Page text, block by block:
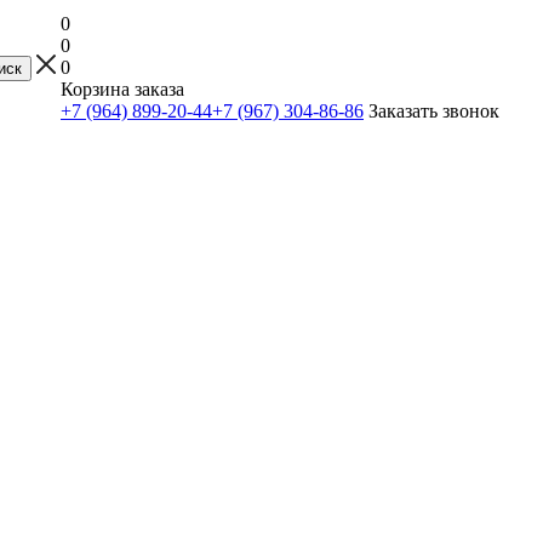
0
0
0
Корзина заказа
+7 (964) 899-20-44+7 (967) 304-86-86 Заказать звонок